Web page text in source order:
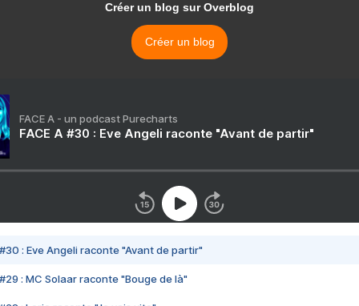
Créer un blog sur Overblog
Créer un blog
FACE A - un podcast Purecharts
FACE A #30 : Eve Angeli raconte "Avant de partir"
#30 : Eve Angeli raconte "Avant de partir"
#29 : MC Solaar raconte "Bouge de là"